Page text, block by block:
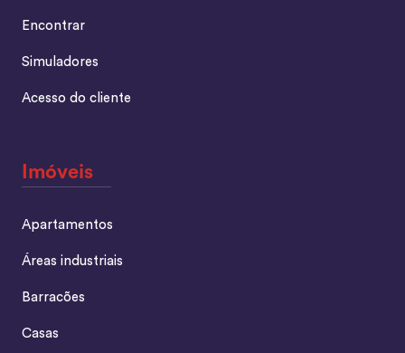
Encontrar
Simuladores
Acesso do cliente
Imóveis
Apartamentos
Áreas industriais
Barracões
Casas